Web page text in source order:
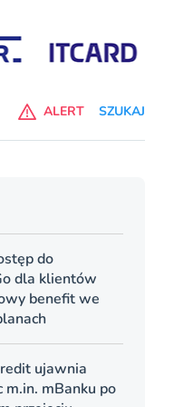
Partnerzy wspierający
można korzsytać za
ALERT SZUKAJ
do
dla klientów
benefit we
ujawnia
m.in. mBanku po